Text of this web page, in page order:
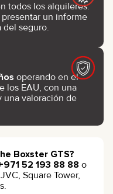
todos los alquileres.
un informe
del seguro.
operando en el
los EAU, con una
una valoración de
Boxster GTS?
52 193 88 88 o
Square Tower,